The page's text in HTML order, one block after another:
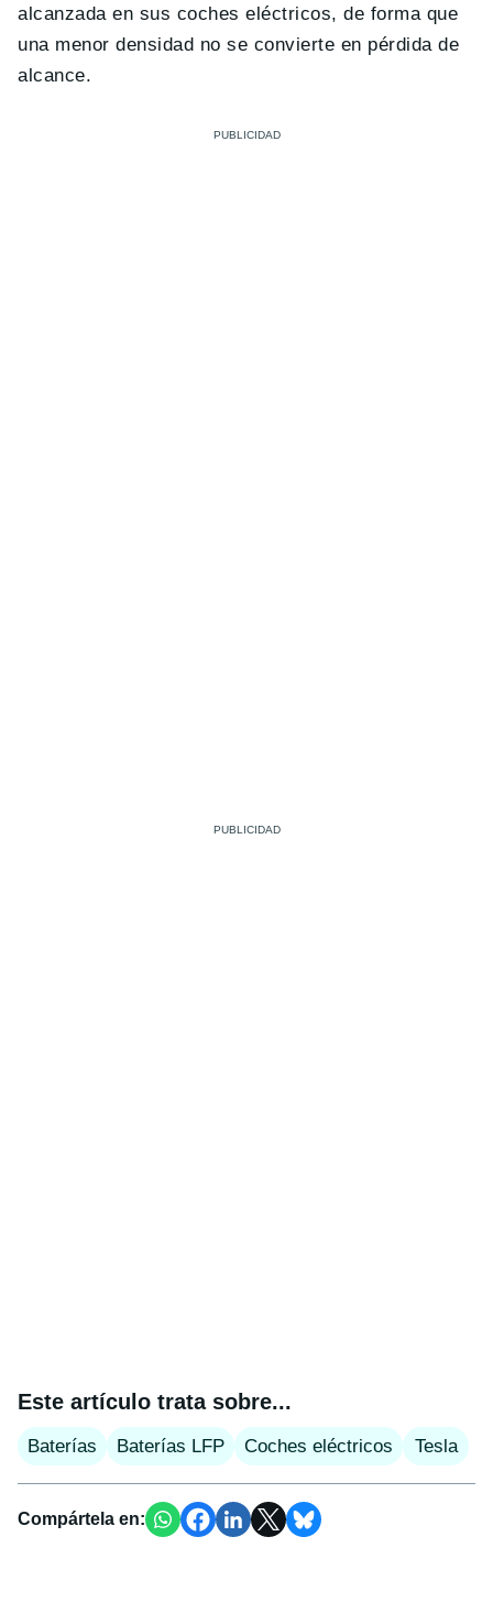
alcanzada en sus coches eléctricos, de forma que
una menor densidad no se convierte en pérdida de
alcance.
Este artículo trata sobre...
Baterías Baterías LFP Coches eléctricos Tesla
Compártela en: